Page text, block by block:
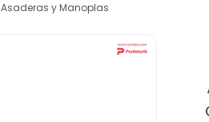
Asaderas y Manoplas